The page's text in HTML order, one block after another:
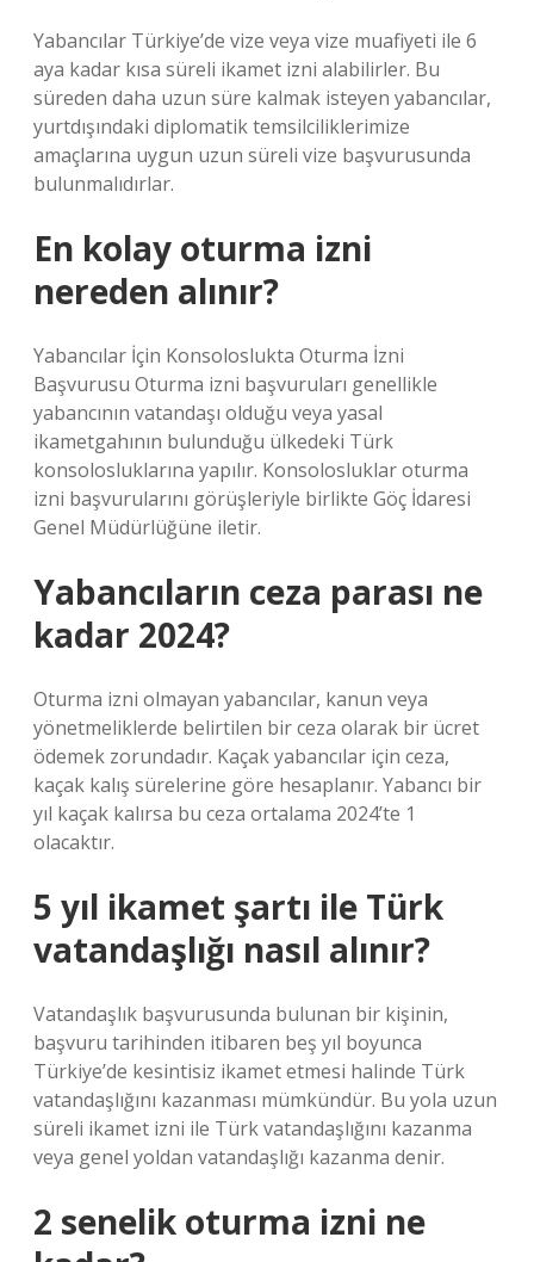
Yabancılar Türkiye’de vize veya vize muafiyeti ile 6
aya kadar kısa süreli ikamet izni alabilirler. Bu
süreden daha uzun süre kalmak isteyen yabancılar,
yurtdışındaki diplomatik temsilciliklerimize
amaçlarına uygun uzun süreli vize başvurusunda
bulunmalıdırlar.
En kolay oturma izni
nereden alınır?
Yabancılar İçin Konsoloslukta Oturma İzni
Başvurusu Oturma izni başvuruları genellikle
yabancının vatandaşı olduğu veya yasal
ikametgahının bulunduğu ülkedeki Türk
konsolosluklarına yapılır. Konsolosluklar oturma
izni başvurularını görüşleriyle birlikte Göç İdaresi
Genel Müdürlüğüne iletir.
Yabancıların ceza parası ne
kadar 2024?
Oturma izni olmayan yabancılar, kanun veya
yönetmeliklerde belirtilen bir ceza olarak bir ücret
ödemek zorundadır. Kaçak yabancılar için ceza,
kaçak kalış sürelerine göre hesaplanır. Yabancı bir
yıl kaçak kalırsa bu ceza ortalama 2024’te 1
olacaktır.
5 yıl ikamet şartı ile Türk
vatandaşlığı nasıl alınır?
Vatandaşlık başvurusunda bulunan bir kişinin,
başvuru tarihinden itibaren beş yıl boyunca
Türkiye’de kesintisiz ikamet etmesi halinde Türk
vatandaşlığını kazanması mümkündür. Bu yola uzun
süreli ikamet izni ile Türk vatandaşlığını kazanma
veya genel yoldan vatandaşlığı kazanma denir.
2 senelik oturma izni ne